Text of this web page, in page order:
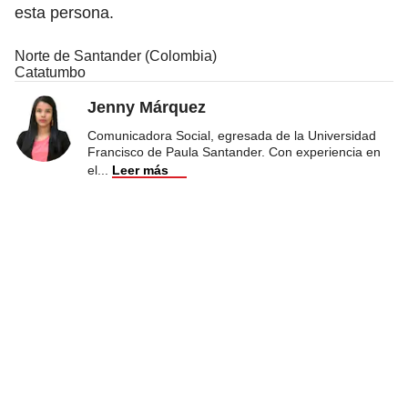
esta persona.
Norte de Santander (Colombia)
Catatumbo
Jenny Márquez
Comunicadora Social, egresada de la Universidad
Francisco de Paula Santander. Con experiencia en
el
Leer más